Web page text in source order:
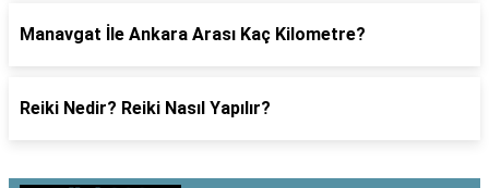
Manavgat İle Ankara Arası Kaç Kilometre?
Reiki Nedir? Reiki Nasıl Yapılır?